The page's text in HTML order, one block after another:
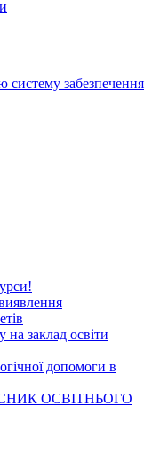
забезпечення
на заклад освіти
допомоги в
ОСВІТНЬОГО